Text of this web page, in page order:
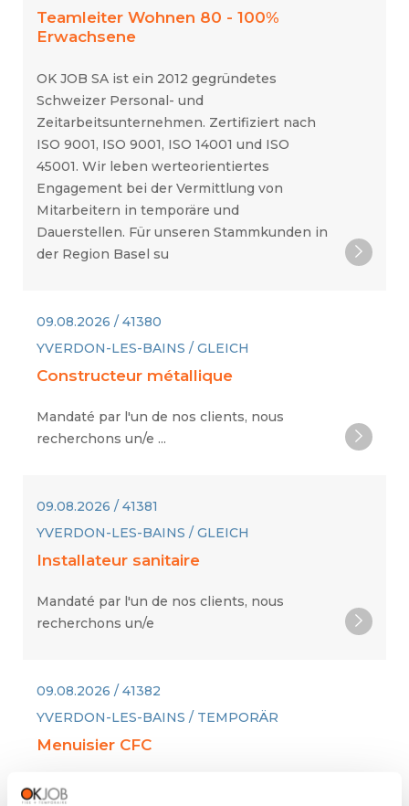
Teamleiter Wohnen 80 - 100%
Erwachsene
OK JOB SA ist ein 2012 gegründetes
Schweizer Personal- und
Zeitarbeitsunternehmen. Zertifiziert nach
ISO 9001, ISO 9001, ISO 14001 und ISO
45001. Wir leben werteorientiertes
Engagement bei der Vermittlung von
Mitarbeitern in temporäre und
Dauerstellen. Für unseren Stammkunden in
der Region Basel su
09.08.2026 / 41380
YVERDON-LES-BAINS / GLEICH
Constructeur métallique
Mandaté par l'un de nos clients, nous
recherchons un/e ...
09.08.2026 / 41381
YVERDON-LES-BAINS / GLEICH
Installateur sanitaire
Mandaté par l'un de nos clients, nous
recherchons un/e
09.08.2026 / 41382
YVERDON-LES-BAINS / TEMPORÄR
Menuisier CFC
Une entreprise partenaire de renom dans le